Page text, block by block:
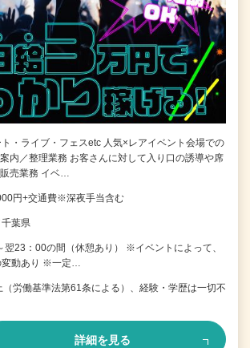
・ライブ・フェスetc 人気×レアイベント会場での
内／整理業務 お客さんに対して入り口の誘導や席
売業務 イベ…
円+交通費※深夜手当含む
葉県
翌23：00の間（休憩あり） ※イベントによって、
変動あり ※一定…
（労働基準法第61条による）、経験・学歴は一切不
詳細を見る